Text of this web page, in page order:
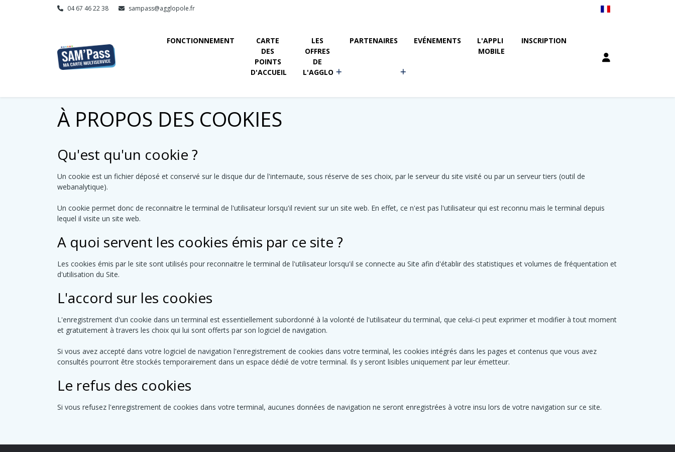
04 67 46 22 38 sampass@agglopole.fr
FONCTIONNEMENT
CARTE
DES
POINTS
D'ACCUEIL
LES
OFFRES
DE
L'AGGLO
PARTENAIRES EVÉNEMENTS
L'APPLI
MOBILE
INSCRIPTION
À PROPOS DES COOKIES
Qu'est qu'un cookie ?
Un cookie est un fichier déposé et conservé sur le disque dur de l'internaute, sous réserve de ses choix, par le serveur du site visité ou par un serveur tiers (outil de
webanalytique).
Un cookie permet donc de reconnaitre le terminal de l'utilisateur lorsqu'il revient sur un site web. En effet, ce n'est pas l'utilisateur qui est reconnu mais le terminal depuis
lequel il visite un site web.
A quoi servent les cookies émis par ce site ?
Les cookies émis par le site sont utilisés pour reconnaitre le terminal de l'utilisateur lorsqu'il se connecte au Site afin d'établir des statistiques et volumes de fréquentation et
d'utilisation du Site.
L'accord sur les cookies
L'enregistrement d'un cookie dans un terminal est essentiellement subordonné à la volonté de l'utilisateur du terminal, que celui-ci peut exprimer et modifier à tout moment
et gratuitement à travers les choix qui lui sont offerts par son logiciel de navigation.
Si vous avez accepté dans votre logiciel de navigation l'enregistrement de cookies dans votre terminal, les cookies intégrés dans les pages et contenus que vous avez
consultés pourront être stockés temporairement dans un espace dédié de votre terminal. Ils y seront lisibles uniquement par leur émetteur.
Le refus des cookies
Si vous refusez l'enregistrement de cookies dans votre terminal, aucunes données de navigation ne seront enregistrées à votre insu lors de votre navigation sur ce site.